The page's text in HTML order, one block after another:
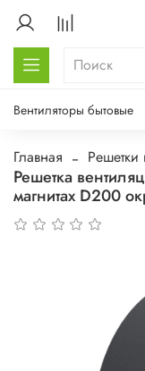
Вентиляторы бытовые
Главная
Решетка
магнитах D200